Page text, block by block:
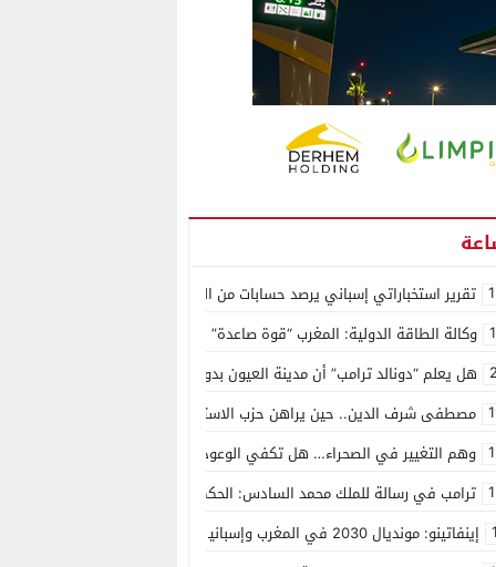
تقرير استخباراتي إسباني يرصد حسابات من الجزائر وأرقاما بـ”213+” ضمن حملة رقمية منظمة حرّضت على اقتحام سبتة
وكالة الطاقة الدولية: المغرب “قوة صاعدة” في سوق المعادن الاستراتيجية
هل يعلم “دونالد ترامب” أن مدينة العيون بدون ماء؟
مصطفى شرف الدين.. حين يراهن حزب الاستقلال على الكفاءة ويمنح الشباب
وهم التغيير في الصحراء… هل تكفي الوعود الفارغة لصناعة الواقع؟
ترامب في رسالة للملك محمد السادس: الحكم الذاتي هو الأساس الوحيد لحل
إينفاتينو: مونديال 2030 في المغرب وإسبانيا والبرتغال سيكون “الأجمل في التاريخ”